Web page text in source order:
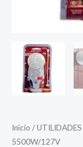
Início /UTILIDADES
5500W/127V